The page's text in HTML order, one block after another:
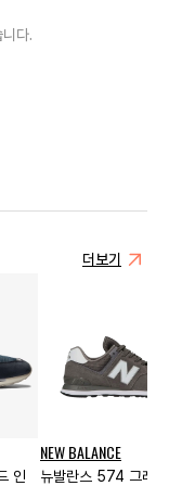
다.
더보기
인
NEW BALANCE
뉴발란스 574 그레